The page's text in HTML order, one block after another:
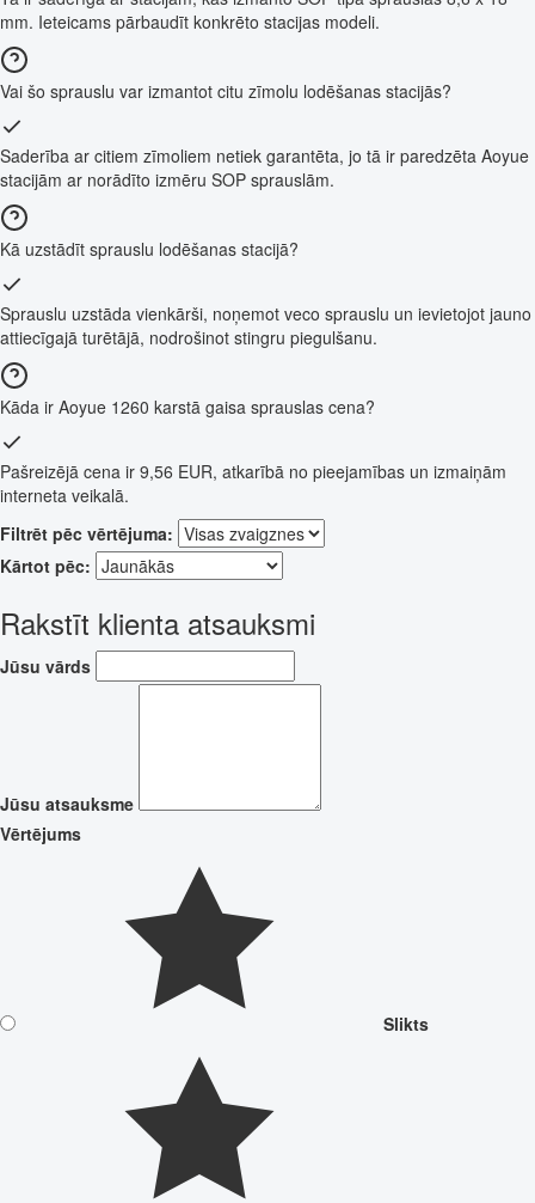
mm. Ieteicams pārbaudīt konkrēto stacijas modeli.
Vai šo sprauslu var izmantot citu zīmolu lodēšanas stacijās?
Saderība ar citiem zīmoliem netiek garantēta, jo tā ir paredzēta Aoyue
stacijām ar norādīto izmēru SOP sprauslām.
Kā uzstādīt sprauslu lodēšanas stacijā?
Sprauslu uzstāda vienkārši, noņemot veco sprauslu un ievietojot jauno
attiecīgajā turētājā, nodrošinot stingru piegulšanu.
Kāda ir Aoyue 1260 karstā gaisa sprauslas cena?
Pašreizējā cena ir 9,56 EUR, atkarībā no pieejamības un izmaiņām
interneta veikalā.
Filtrēt pēc vērtējuma:
Kārtot pēc:
Rakstīt klienta atsauksmi
Jūsu vārds
Jūsu atsauksme
Vērtējums
Slikts